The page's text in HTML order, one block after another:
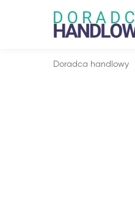
Doradca handlowy